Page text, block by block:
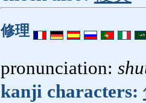
修理
pronunciation:
kanji characters: